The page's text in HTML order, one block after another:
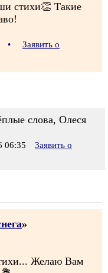
стихи👏 Такие
•
Заявить о
слова, Олеся
06:35
Заявить о
»
Желаю Вам